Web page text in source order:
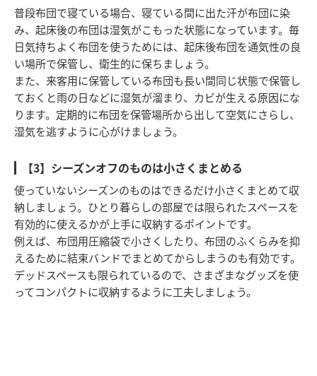
普段布団で寝ている場合、寝ている間に出た汗が布団に染
み、起床後の布団は湿気がこもった状態になっています。毎
日気持ちよく布団を使うためには、起床後布団を通気性の良
い場所で保管し、衛生的に保ちましょう。
また、来客用に保管している布団も長い間同じ状態で保管し
ておくと雨の日などに湿気が溜まり、カビが生える原因にな
ります。定期的に布団を保管場所から出して空気にさらし、
湿気を逃すように心がけましょう。
【3】シーズンオフのものは小さくまとめる
使っていないシーズンのものはできるだけ小さくまとめて収
納しましょう。ひとり暮らしの部屋では限られたスペースを
有効的に使えるかが上手に収納するポイントです。
例えば、布団用圧縮袋で小さくしたり、布団のふくらみを抑
えるために結束バンドでまとめてからしまうのも有効です。
デッドスペースも限られているので、さまざまなグッズを使
ってコンパクトに収納するように工夫しましょう。